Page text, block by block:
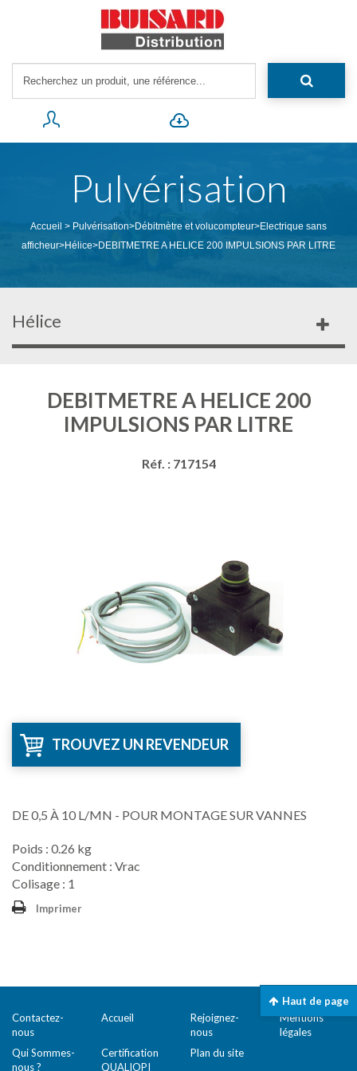
Pulvérisation
Accueil > Pulvérisation>Débitmètre et volucompteur>Electrique sans
afficheur>Hélice>DEBITMETRE A HELICE 200 IMPULSIONS PAR LITRE
Hélice
DEBITMETRE A HELICE 200
IMPULSIONS PAR LITRE
Réf. : 717154
TROUVEZ UN REVENDEUR
DE 0,5 À 10 L/MN - POUR MONTAGE SUR VANNES
Poids : 0.26 kg
Conditionnement : Vrac
Colisage : 1
Imprimer
Contactez-
nous
Accueil
Rejoignez-
nous
Mentions
légales
Qui Sommes-
nous ?
Certification
QUALIOPI
Plan du site
Haut de page